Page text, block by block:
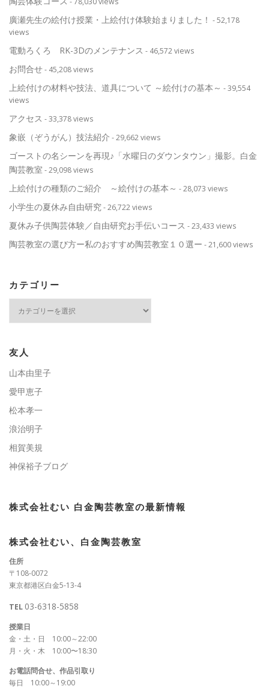
廣瀬先生の絵付け授業・上絵付け体験始まりました！ - 52,178
views
電動ろくろ RK-3Dのメンテナンス - 46,572 views
お問合せ- 45,208 views
上絵付けの材料や技法、道具について ～絵付けの基本～ - 39,554
views
アクセス - 33,378 views
象嵌（ぞうがん）技法紹介 - 29,662 views
ゴーストの名シーンを再現♪「水曜日のダウンタウン」撮影。白金
陶芸教室 - 29,098 views
上絵付けの種類のご紹介 ～絵付けの基本～ - 28,073 views
小学生の夏休み自由研究- 26,722 views
夏休み子供陶芸体験／自由研究お手伝いコース - 23,433 views
陶芸教室の選び方ー私のおすすめ陶芸教室１０選ー - 21,600 views
カテゴリー
ー
友人
山本由里子
愛甲恵子
松本孝一
浪治明子
相賀美規
神保裕子ブログ
株式会社むい 白金陶芸教室の最新情報
株式会社むい、白金陶芸教室
住所
〒108-0072
東京都港区白金5-13-4
TEL 03-6318-5858
授業日
金・土・日 10:00～22:00
月・火・木 10:00〜18:30
お電話問合せ、作品引取り
毎日 10:00～19:00